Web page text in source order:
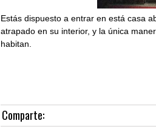
Estás dispuesto a entrar en está casa
atrapado en su interior, y la única
habitan.
Comparte: